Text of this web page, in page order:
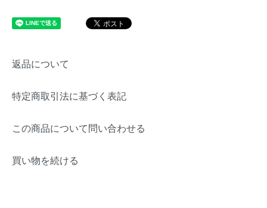
返品について
特定商取引法に基づく表記
この商品について問い合わせる
買い物を続ける